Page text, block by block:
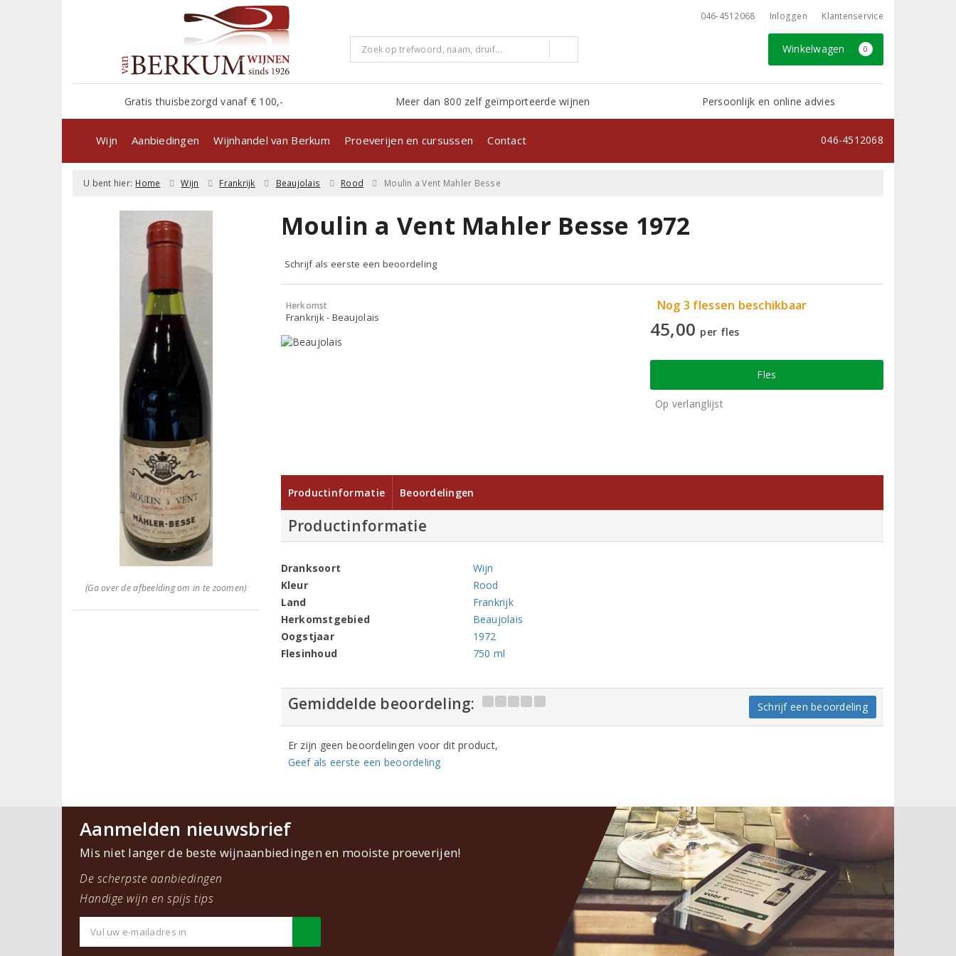
046-4512068 Inloggen Klantenservice
Winkelwagen 0
Gratis thuisbezorgd vanaf € 100,- Meer dan 800 zelf geïmporteerde wijnen Persoonlijk en online advies
Wijn Aanbiedingen Wijnhandel van Berkum Proeverijen en cursussen Contact 046-4512068
U bent hier: Home Wijn Frankrijk Beaujolais Rood Moulin a Vent Mahler Besse
(Ga over de afbeelding om in te zoomen)
Moulin a Vent Mahler Besse 1972
Schrijf als eerste een beoordeling
Herkomst
Frankrijk - Beaujolais
Nog 3 flessen beschikbaar
45,00 per fles
Fles
Op verlanglijst
Productinformatie Beoordelingen
Productinformatie
Dranksoort
Wijn
Kleur
Rood
Land
Frankrijk
Herkomstgebied
Beaujolais
Oogstjaar
1972
Flesinhoud
750 ml
Gemiddelde beoordeling: Schrijf een beoordeling
Er zijn geen beoordelingen voor dit product,
Geef als eerste een beoordeling
Aanmelden nieuwsbrief
Mis niet langer de beste wijnaanbiedingen en mooiste proeverijen!
De scherpste aanbiedingen
Handige wijn en spijs tips